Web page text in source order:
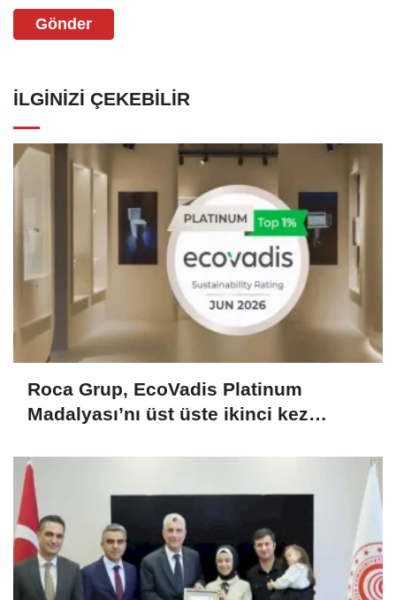
Gönder
İLGINIZI ÇEKEBILIR
Roca Grup, EcoVadis Platinum
Madalyası’nı üst üste ikinci kez